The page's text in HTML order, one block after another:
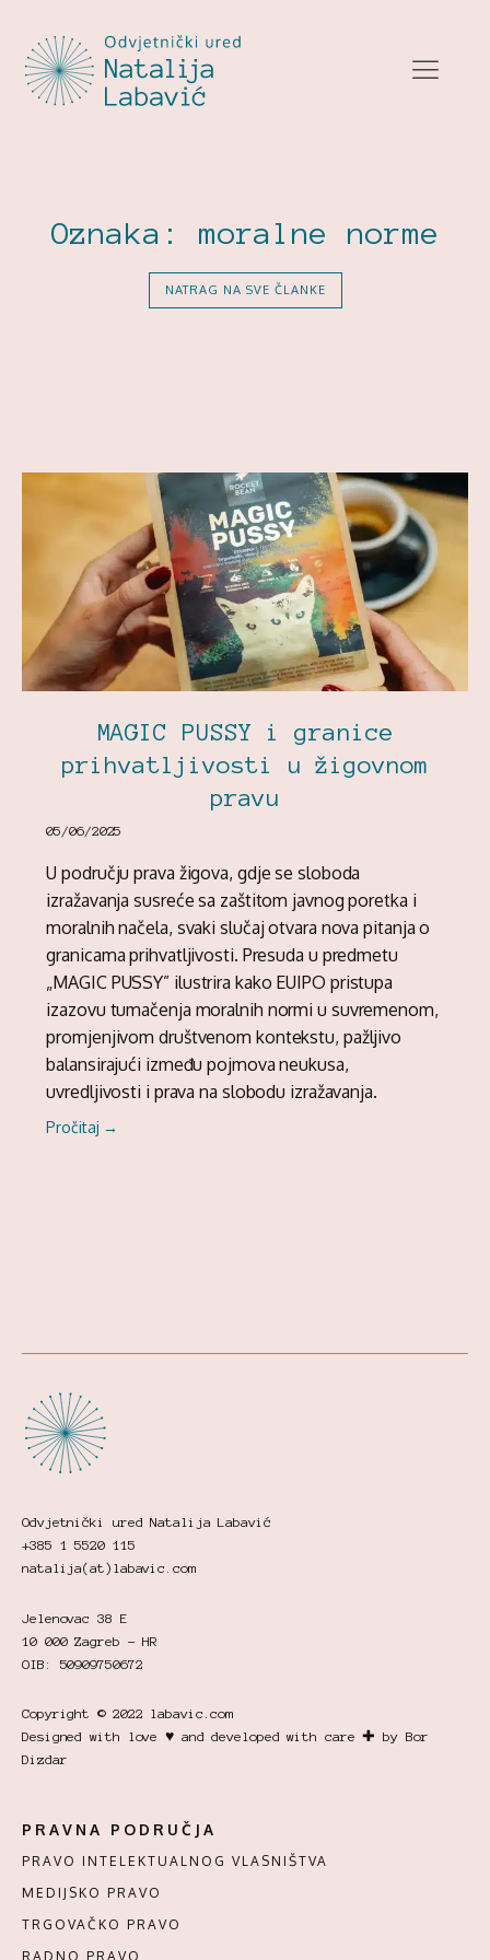
Oznaka: moralne norme
NATRAG NA SVE ČLANKE
MAGIC PUSSY i granice
prihvatljivosti u žigovnom
pravu
05/06/2025
U području prava žigova, gdje se sloboda
izražavanja susreće sa zaštitom javnog poretka i
moralnih načela, svaki slučaj otvara nova pitanja o
granicama prihvatljivosti. Presuda u predmetu
„MAGIC PUSSY” ilustrira kako EUIPO pristupa
izazovu tumačenja moralnih normi u suvremenom,
promjenjivom društvenom kontekstu, pažljivo
balansirajući između pojmova neukusa,
uvredljivosti i prava na slobodu izražavanja.
Pročitaj →
Odvjetnički ured Natalija Labavić
+385 1 5520 115
natalija(at)labavic.com
Jelenovac 38 E
10 000 Zagreb - HR
OIB: 50909750672
Copyright © 2022 labavic.com
Designed with love ♥ and developed with care ✚ by Bor
Dizdar
PRAVNA PODRUČJA
PRAVO INTELEKTUALNOG VLASNIŠTVA
MEDIJSKO PRAVO
TRGOVAČKO PRAVO
RADNO PRAVO